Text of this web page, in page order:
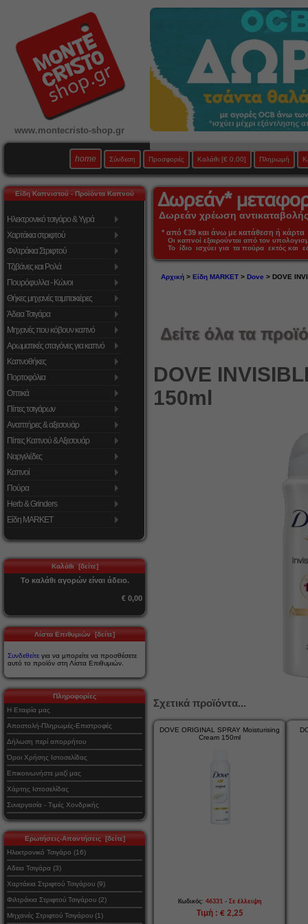
www.montecristo-shop.gr
home Σύνδεση Προσφορές Καλάθι [€ 0,00] Πληρωμή
Είδη Καπνιστού - Προϊόντα Καπνού
Ηλεκτρονικό τσιγάρο & Υγρά
Χαρτάκια στριφτού
Φιλτράκια Στριφτού
Τζιβάνες και Ρολά
Πουρόφυλλα - Κώνοι
Θήκες μηχανές ταμπακιέρες
Άδεια Τσιγάρα
Μηχανές που κόβουν καπνό
Αρωματικές σταγόνες για καπνό
Καπνοθήκες
Πορτοφόλια
Οπτικά
Πίπες τσιγάρων
Αναπτήρες & αξεσουάρ
Πίπες Καπνού & Αξεσουάρ
Ναργιλέδες
Καπνοί
Πούρα
Herb & Grinders
Είδη MARKET
Καλάθι [δείτε]
Το καλάθι αγορών είναι άδειο.
€ 0,00
Λίστα Επιθυμιών [δείτε]
Συνδεθείτε για να μπορείτε να προσθέσετε
αυτό το προϊόν στη Λίστα Επιθυμιών.
Πληροφορίες
Η Εταιρία μας
Αποστολή-Πληρωμές-Επιστροφές
Δήλωση περί απορρήτου
Όροι Χρήσης Ιστοσελίδας
Επικοινωνήστε μαζί μας
Χάρτης Ιστοσελίδας
Συνεργασία - Τιμές Χονδρικής
Ερωτήσεις-Απαντήσεις [δείτε]
Ηλεκτρονικό Τσιγάρο (16)
Αδεια Τσιγάρα (3)
Χαρτάκια Στριφτού Τσιγάρου (9)
Φιλτράκια Στριφτού Τσιγάρου (2)
Μηχανές Στριφτού Τσιγάρου (1)
Δωρεάν χρέωση
* από €39 και άνω με κατάθεση ή
Οι καπνοί εξαιρούνται από τον
Το ίδιο ισχύει για τα πούρα εκτός και
Αρχική> Είδη MARKET> Dove > DOVE
Δείτε όλα τα
DOVE
150ml
Σχετικά προϊόντα...
DOVE ORIGINAL SPRAY Moisturising
Cream 150ml
Κωδικός: 46331 -Σε έλλειψη
Τιμή : € 2,25